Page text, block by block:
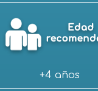
+4 años